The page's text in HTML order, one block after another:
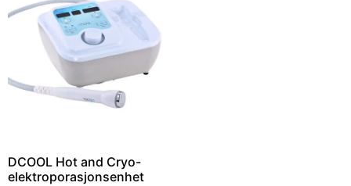
DCOOL Hot and Cryo-
elektroporasjonsenhet